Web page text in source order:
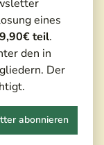
eines
teil.
den in
Der
abonnieren